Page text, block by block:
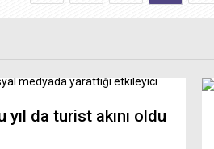
yıl da turist akını oldu